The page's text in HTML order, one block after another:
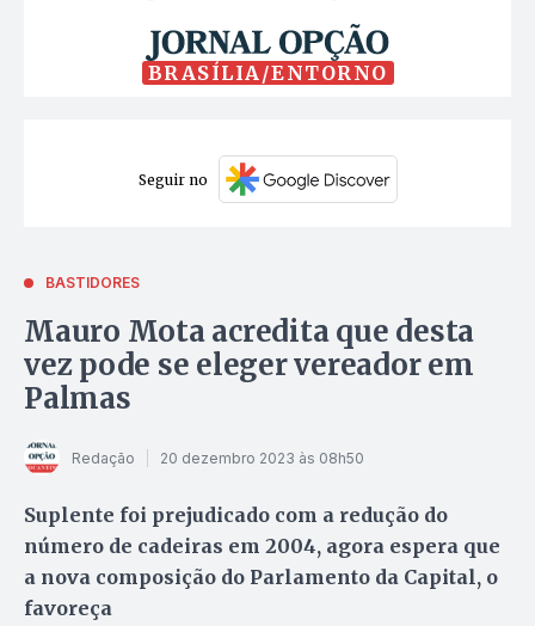
BRASÍLIA/ENTORNO
Seguir no
BASTIDORES
Mauro Mota acredita que desta
vez pode se eleger vereador em
Palmas
Redação 20 dezembro 2023 às 08h50
Suplente foi prejudicado com a redução do
número de cadeiras em 2004, agora espera que
a nova composição do Parlamento da Capital, o
favoreça